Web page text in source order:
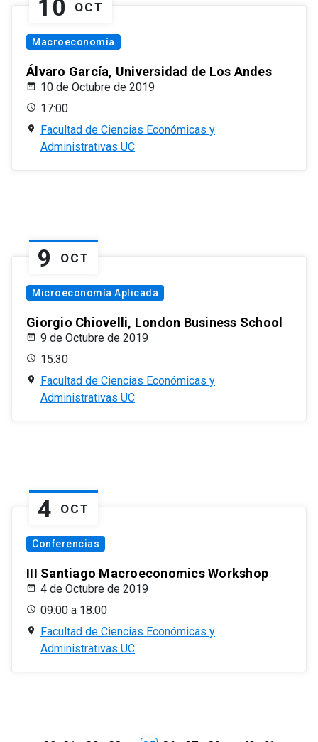
10 OCT
Macroeconomía
Álvaro García, Universidad de Los Andes
10 de Octubre de 2019
17:00
Facultad de Ciencias Económicas y
Administrativas UC
9 OCT
Microeconomía Aplicada
Giorgio Chiovelli, London Business School
9 de Octubre de 2019
15:30
Facultad de Ciencias Económicas y
Administrativas UC
4 OCT
Conferencias
III Santiago Macroeconomics Workshop
4 de Octubre de 2019
09:00 a 18:00
Facultad de Ciencias Económicas y
Administrativas UC